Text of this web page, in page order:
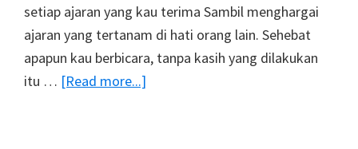
setiap ajaran yang kau terima Sambil menghargai
ajaran yang tertanam di hati orang lain. Sehebat
apapun kau berbicara, tanpa kasih yang dilakukan
itu … [Read more...]